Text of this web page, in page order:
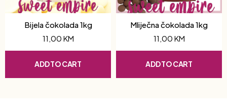
Bijela čokolada 1kg
11,00 KM
ADD TO CART
Mliječna čokolada 1kg
11,00 KM
ADD TO CART